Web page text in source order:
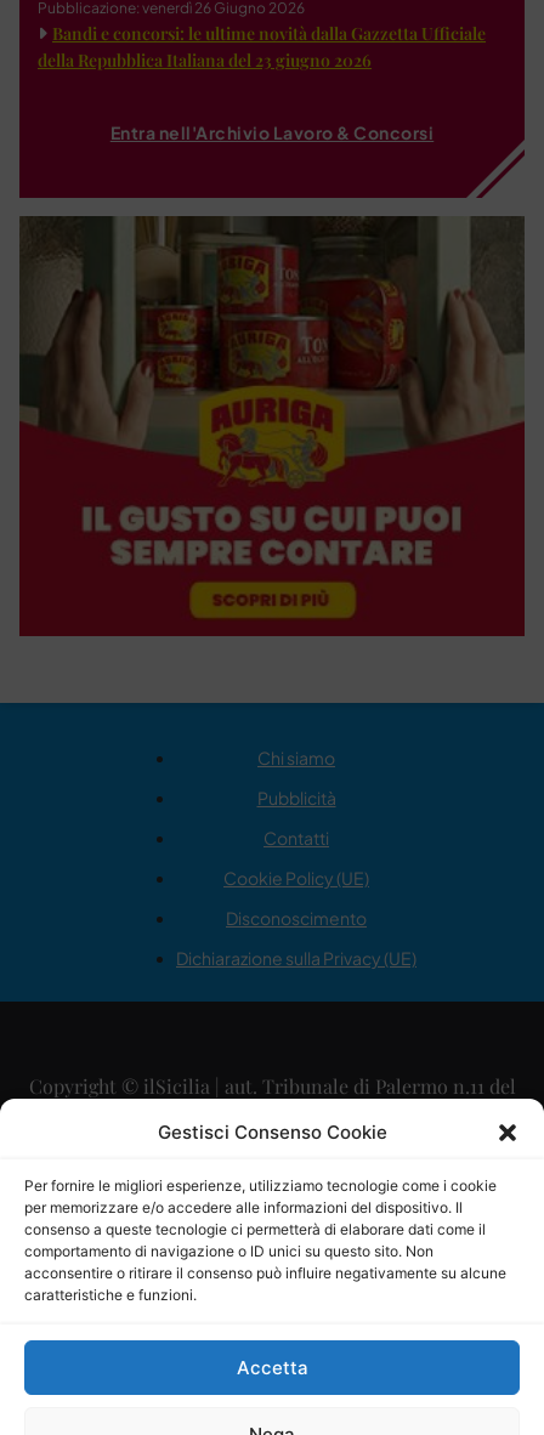
Gestisci Consenso Cookie
Per fornire le migliori esperienze, utilizziamo tecnologie come i cookie
per memorizzare e/o accedere alle informazioni del dispositivo. Il
consenso a queste tecnologie ci permetterà di elaborare dati come il
comportamento di navigazione o ID unici su questo sito. Non
acconsentire o ritirare il consenso può influire negativamente su alcune
caratteristiche e funzioni.
Accetta
Pubblicazione: venerdì 26 Giugno 2026
Bandi e concorsi: le ultime novità dalla Gazzetta Ufficiale
della Repubblica Italiana del 23 giugno 2026
Entra nell'Archivio Lavoro & Concorsi
Chi siamo
Pubblicità
Contatti
Cookie Policy (UE)
Disconoscimento
Dichiarazione sulla Privacy (UE)
Copyright © ilSicilia | aut. Tribunale di Palermo n.11 del
29/09/2015
Direttore Editoriale: Maurizio Scaglione
Direttore Responsabile: Maria Calabrese
P.IVA: 06334930820
Mercurio Comunicazione Società Cooperativa a r.l. è
iscritta al Registro degli Operatori di Comunicazione al